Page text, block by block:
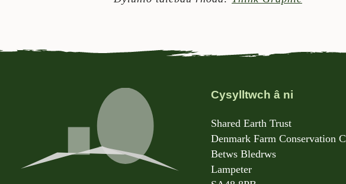
Cysylltwch â ni
Shared Earth Trust
Denmark Farm Conservation
Betws Bledrws
Lampeter